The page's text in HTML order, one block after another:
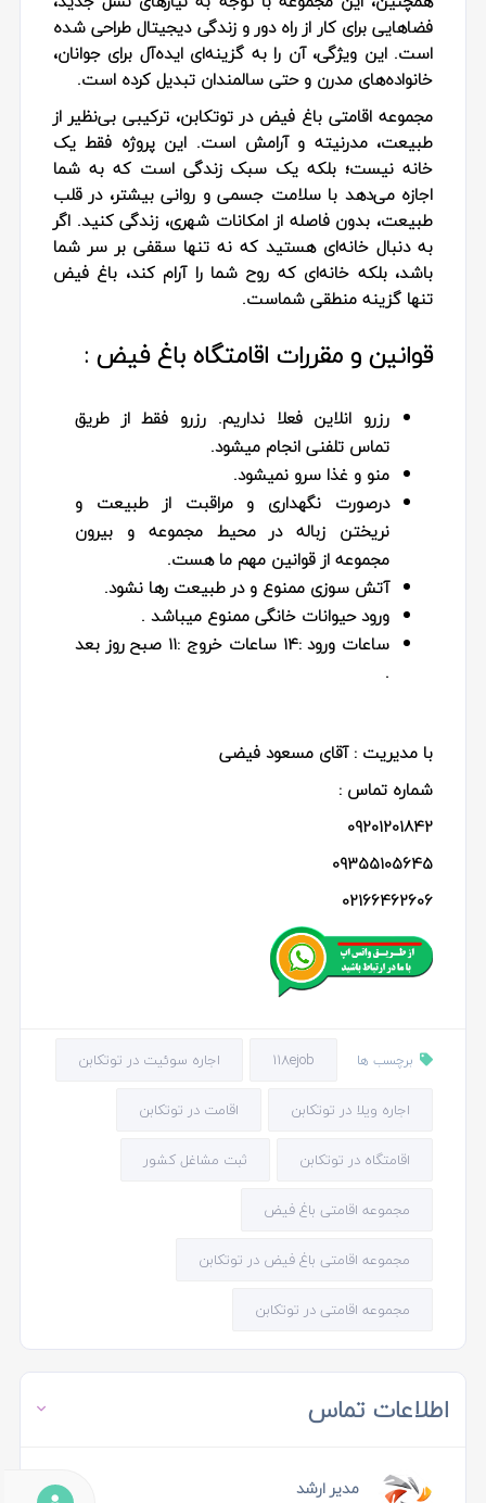
فضاهایی برای کار از راه دور و زندگی دیجیتال طراحی شده
است. این ویژگی، آن را به گزینه‌ای ایده‌آل برای جوانان،
خانواده‌های مدرن و حتی سالمندان تبدیل کرده است.
مجموعه اقامتی باغ فیض در توتکابن، ترکیبی بی‌نظیر از
طبیعت، مدرنیته و آرامش است. این پروژه فقط یک
خانه نیست؛ بلکه یک سبک زندگی است که به شما
اجازه می‌دهد با سلامت جسمی و روانی بیشتر، در قلب
طبیعت، بدون فاصله از امکانات شهری، زندگی کنید. اگر
به دنبال خانه‌ای هستید که نه تنها سقفی بر سر شما
باشد، بلکه خانه‌ای که روح شما را آرام کند، باغ فیض
تنها گزینه منطقی شماست.
قوانین و مقررات اقامتگاه باغ فیض :
رزرو انلاین فعلا نداریم. رزرو فقط از طریق
تماس تلفنی انجام میشود.
منو و غذا سرو نمیشود.
درصورت نگهداری و مراقبت از طبیعت و
نریختن زباله در محیط مجموعه و بیرون
مجموعه از قوانین مهم ما هست.
آتش سوزی ممنوع و در طبیعت رها نشود.
ورود حیوانات خانگی ممنوع میباشد .
ساعات ورود :۱۴ ساعات خروج :۱۱ صبح روز بعد
.
با مدیریت : آقای مسعود فیضی
شماره تماس :
09201201842
09355105645
02166462606
برچسب ها 118ejob اجاره سوئیت در توتکابن
اجاره ویلا در توتکابن اقامت در توتکابن
اقامتگاه در توتکابن ثبت مشاغل کشور
مجموعه اقامتی باغ فیض
مجموعه اقامتی باغ فیض در توتکابن
مجموعه اقامتی در توتکابن
اطلاعات تماس
مدیر ارشد